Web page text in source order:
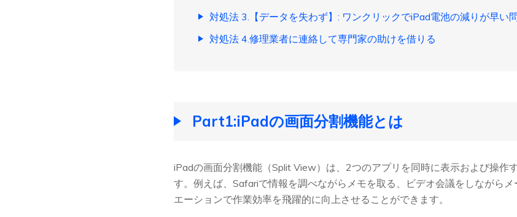
対処法 3.【データを失わず】: ワンクリックでiPad電池の減りが早い
対処法 4.修理業者に連絡して専門家の助けを借りる
Part1:iPadの画面分割機能とは
iPadの画面分割機能（Split View）は、2つのアプリを同時に表示および操作
す。例えば、Safariで情報を調べながらメモを取る、ビデオ会議をしながら
エーションで作業効率を飛躍的に向上させることができます。